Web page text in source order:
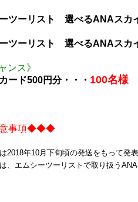
ツーリスト 選べるANAスカ
ツーリスト 選べるANAスカ
ンス》
ード500円分・・・ 100名様
事項◆◆◆
2018年10月下旬頃の発送をもって発
、エムシーツーリストで取り扱う